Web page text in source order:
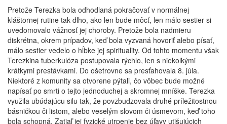
Pretože Terezka bola odhodlaná pokračovať v normálnej
kláštornej rutine tak dlho, ako len bude môcť, len málo sestier si
uvedomovalo vážnosť jej choroby. Pretože bola nadmieru
diskrétna, okrem prípadov, keď bola vyzvaná hovoriť alebo písať,
málo sestier vedelo o hĺbke jej spirituality. Od tohto momentu však
Terezkina tuberkulóza postupovala rýchlo, len s niekoľkými
krátkymi prestávkami. Do ošetrovne sa presťahovala 8. júla.
Niektoré z komunity sa otvorene pýtali, čo vôbec bude možné
napísať po smrti o tejto jednoduchej a skromnej mníške. Terezka
využila ubúdajúcu silu tak, že povzbudzovala druhé príležitostnou
básničkou či listom, alebo veselým slovom či úsmevom, keď toho
bola schopná. Zatiaľ jej fyzické utrpenie bez úľavy utišujúcich